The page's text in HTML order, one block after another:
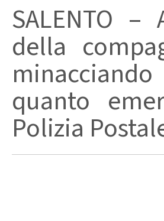
SALENTO
della
quanto
Polizia